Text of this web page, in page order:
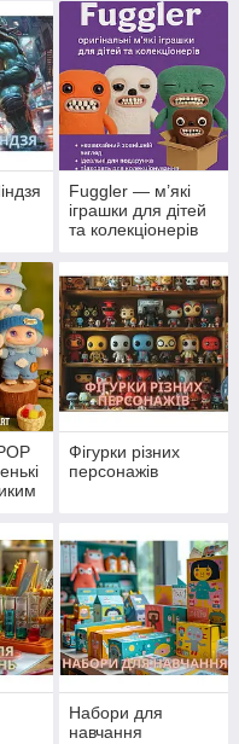
Fuggler — м’які
іграшки для дітей
та колекціонерів
Фігурки різних
персонажів
Набори для
навчання